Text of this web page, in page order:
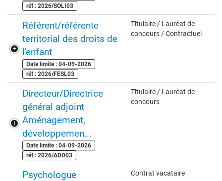
réf : 2026/SOLI03
Référent/référente
territorial des droits de
l'enfant
Date limite : 04-09-2026
réf : 2026/FESL03
Titulaire / Lauréat de
concours / Contractuel
Directeur/Directrice
général adjoint
Aménagement,
développemen...
Date limite : 04-09-2026
réf : 2026/ADD03
Titulaire / Lauréat de
concours
Psychologue
Contrat vacataire